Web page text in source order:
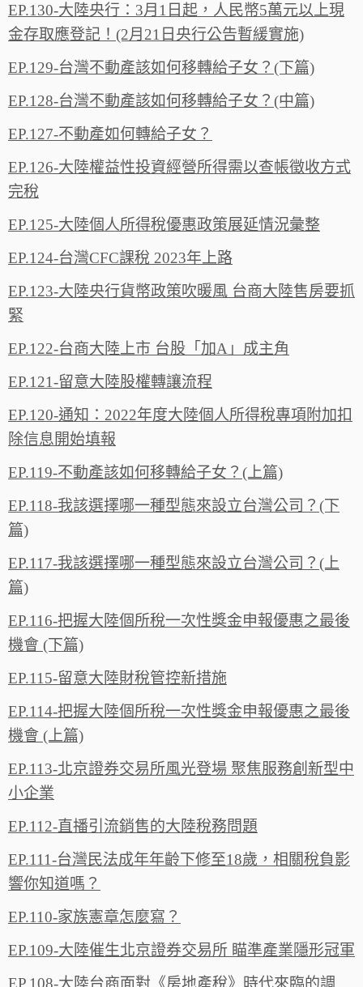
EP.130-大陸央行：3月1日起，人民幣5萬元以上現
金存取應登記！(2月21日央行公告暫緩實施)
EP.129-台灣不動產該如何移轉給子女？(下篇)
EP.128-台灣不動產該如何移轉給子女？(中篇)
EP.127-不動產如何轉給子女？
EP.126-大陸權益性投資經營所得需以查帳徵收方式
完稅
EP.125-大陸個人所得稅優惠政策展延情況彙整
EP.124-台灣CFC課稅 2023年上路
EP.123-大陸央行貨幣政策吹暖風 台商大陸售房要抓
緊
EP.122-台商大陸上市 台股「加A」成主角
EP.121-留意大陸股權轉讓流程
EP.120-通知：2022年度大陸個人所得稅專項附加扣
除信息開始填報
EP.119-不動產該如何移轉給子女？(上篇)
EP.118-我該選擇哪一種型態來設立台灣公司？(下
篇)
EP.117-我該選擇哪一種型態來設立台灣公司？(上
篇)
EP.116-把握大陸個所稅一次性獎金申報優惠之最後
機會 (下篇)
EP.115-留意大陸財稅管控新措施
EP.114-把握大陸個所稅一次性獎金申報優惠之最後
機會 (上篇)
EP.113-北京證券交易所風光登場 聚焦服務創新型中
小企業
EP.112-直播引流銷售的大陸稅務問題
EP.111-台灣民法成年年齡下修至18歲，相關稅負影
響你知道嗎？
EP.110-家族憲章怎麼寫？
EP.109-大陸催生北京證券交易所 瞄準產業隱形冠軍
EP.108-大陸台商面對《房地產稅》時代來臨的調